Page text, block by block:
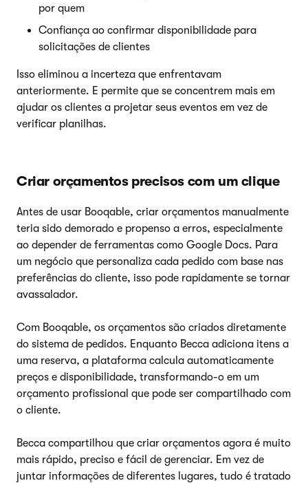
por quem
Confiança ao confirmar disponibilidade para
solicitações de clientes
Isso eliminou a incerteza que enfrentavam
anteriormente. E permite que se concentrem mais em
ajudar os clientes a projetar seus eventos em vez de
verificar planilhas.
Criar orçamentos precisos com um clique
Antes de usar Booqable, criar orçamentos manualmente
teria sido demorado e propenso a erros, especialmente
ao depender de ferramentas como Google Docs. Para
um negócio que personaliza cada pedido com base nas
preferências do cliente, isso pode rapidamente se tornar
avassalador.
Com Booqable, os orçamentos são criados diretamente
do sistema de pedidos. Enquanto Becca adiciona itens a
uma reserva, a plataforma calcula automaticamente
preços e disponibilidade, transformando-o em um
orçamento profissional que pode ser compartilhado com
o cliente.
Becca compartilhou que criar orçamentos agora é muito
mais rápido, preciso e fácil de gerenciar. Em vez de
juntar informações de diferentes lugares, tudo é tratado